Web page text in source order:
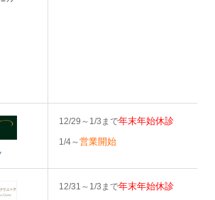
12/29～1/3まで年末年始休診
1/4～営業開始
12/31～1/3まで年末年始休診